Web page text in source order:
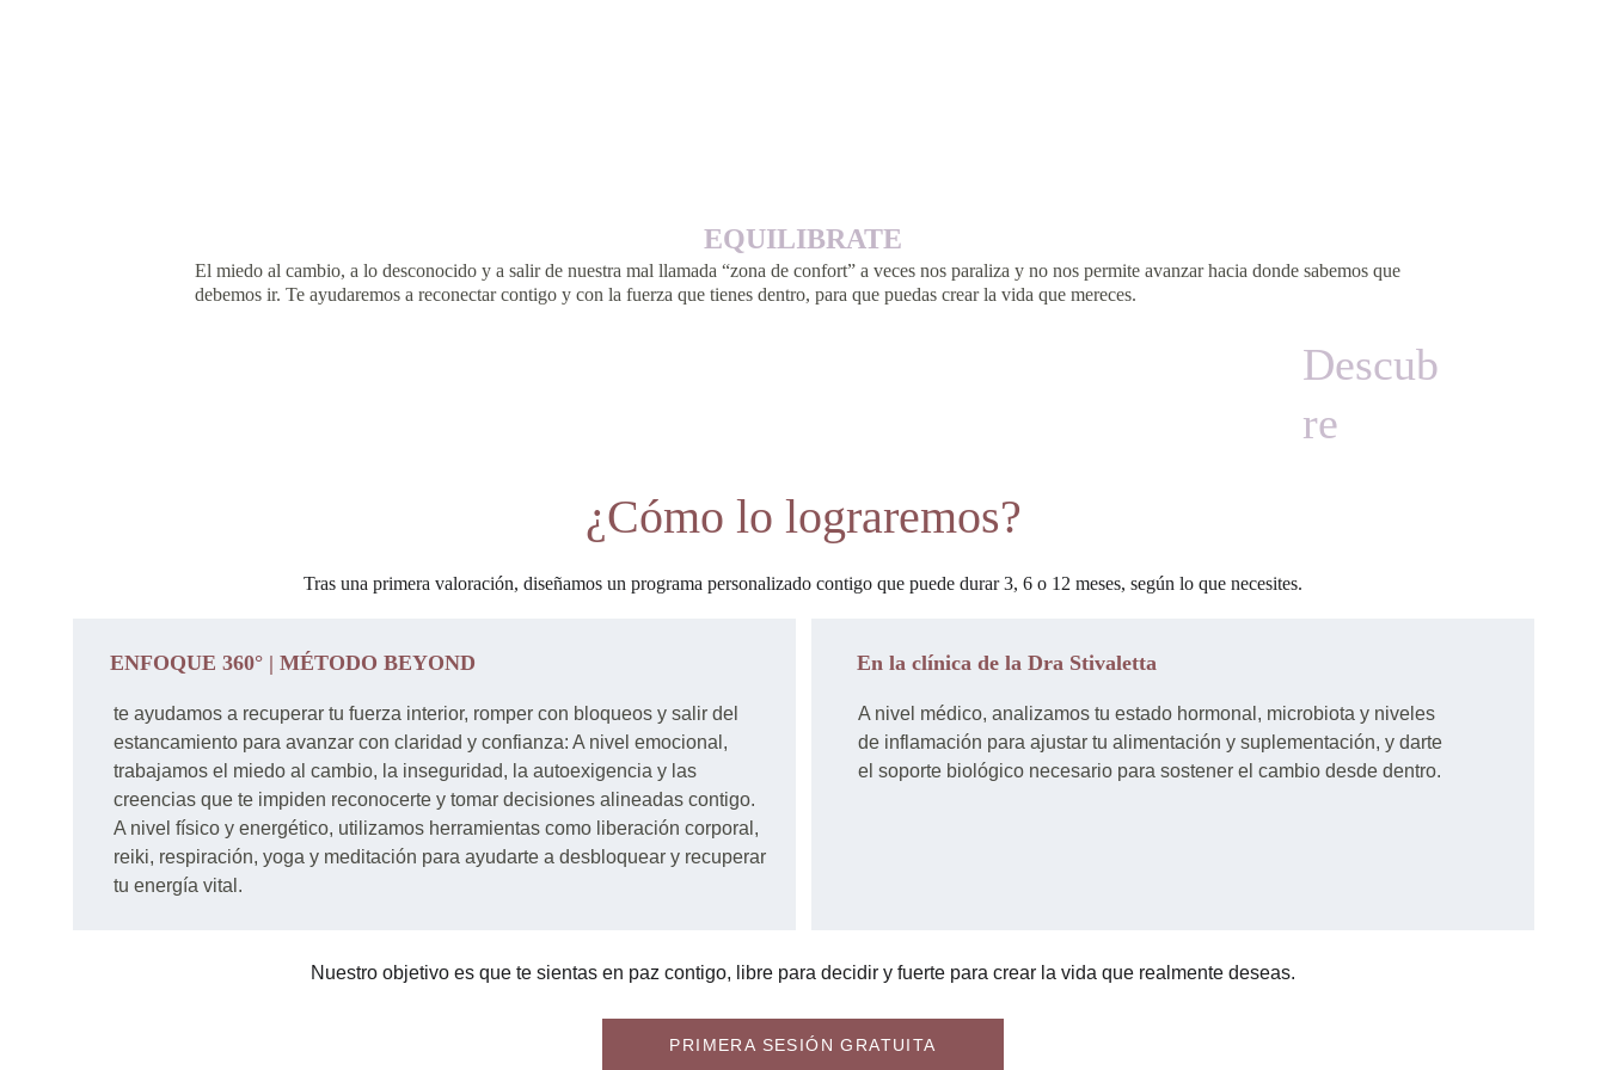
El miedo al cambio, a lo desconocido y a salir de nuestra mal llamada “zona de confort” a veces nos paraliza y no nos permite avanzar hacia donde sabemos que
debemos ir. Te ayudaremos a reconectar contigo y con la fuerza que tienes dentro, para que puedas crear la vida que mereces.
EQUILIBRATE
Descub
re
¿Cómo lo lograremos?
Tras una primera valoración, diseñamos un programa personalizado contigo que puede durar 3, 6 o 12 meses, según lo que necesites.
ENFOQUE 360° | MÉTODO BEYOND
te ayudamos a recuperar tu fuerza interior, romper con bloqueos y salir del
estancamiento para avanzar con claridad y confianza: A nivel emocional,
trabajamos el miedo al cambio, la inseguridad, la autoexigencia y las
creencias que te impiden reconocerte y tomar decisiones alineadas contigo.
A nivel físico y energético, utilizamos herramientas como liberación corporal,
reiki, respiración, yoga y meditación para ayudarte a desbloquear y recuperar
tu energía vital.
En la clínica de la Dra Stivaletta
A nivel médico, analizamos tu estado hormonal, microbiota y niveles
de inflamación para ajustar tu alimentación y suplementación, y darte
el soporte biológico necesario para sostener el cambio desde dentro.
Nuestro objetivo es que te sientas en paz contigo, libre para decidir y fuerte para crear la vida que realmente deseas.
PRIMERA SESIÓN GRATUITA